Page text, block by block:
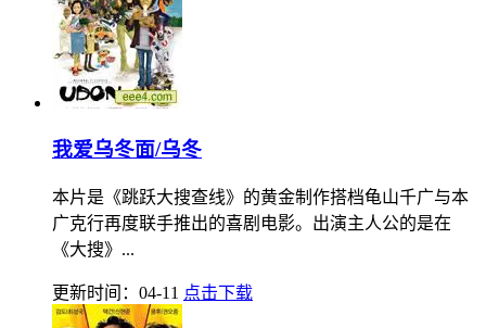
我爱乌冬面/乌冬
本片是《跳跃大搜查线》的黄金制作搭档龟山千广与本
广克行再度联手推出的喜剧电影。出演主人公的是在
《大搜》...
更新时间：04-11 点击下载